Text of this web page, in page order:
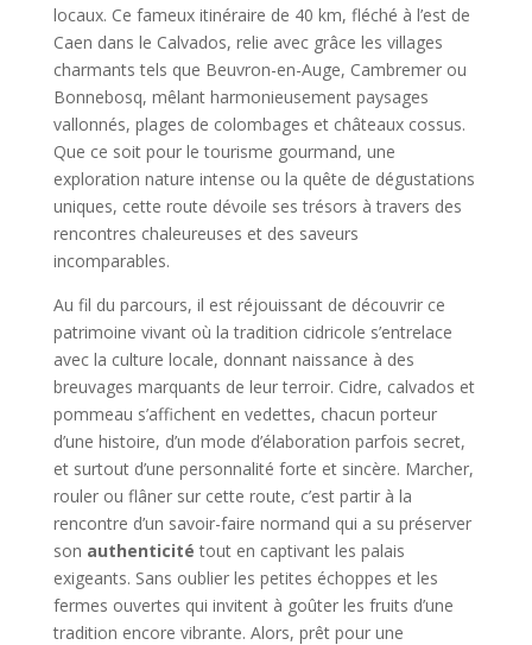
locaux. Ce fameux itinéraire de 40 km, fléché à l’est de
Caen dans le Calvados, relie avec grâce les villages
charmants tels que Beuvron-en-Auge, Cambremer ou
Bonnebosq, mêlant harmonieusement paysages
vallonnés, plages de colombages et châteaux cossus.
Que ce soit pour le tourisme gourmand, une
exploration nature intense ou la quête de dégustations
uniques, cette route dévoile ses trésors à travers des
rencontres chaleureuses et des saveurs
incomparables.
Au fil du parcours, il est réjouissant de découvrir ce
patrimoine vivant où la tradition cidricole s’entrelace
avec la culture locale, donnant naissance à des
breuvages marquants de leur terroir. Cidre, calvados et
pommeau s’affichent en vedettes, chacun porteur
d’une histoire, d’un mode d’élaboration parfois secret,
et surtout d’une personnalité forte et sincère. Marcher,
rouler ou flâner sur cette route, c’est partir à la
rencontre d’un savoir-faire normand qui a su préserver
son authenticité tout en captivant les palais
exigeants. Sans oublier les petites échoppes et les
fermes ouvertes qui invitent à goûter les fruits d’une
tradition encore vibrante. Alors, prêt pour une